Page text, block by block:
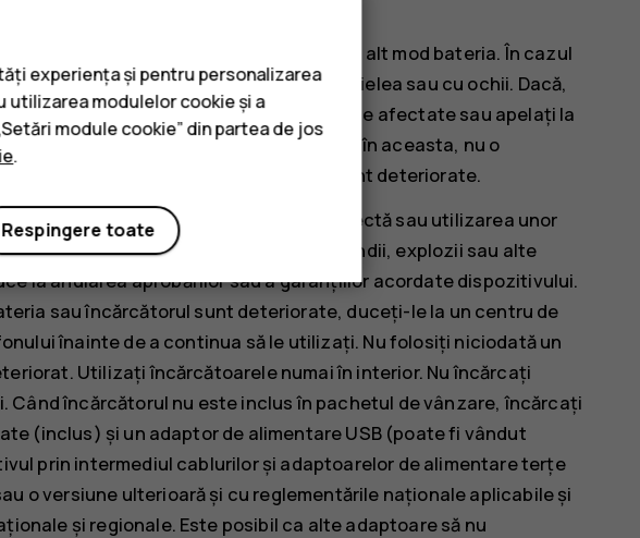
nu îndoiți, nu înțepați și nu deteriorați în alt mod bateria. În cazul
baterie, evitați contactul lichidului cu pielea sau cu ochii. Dacă,
imediat cu apă din abundență zonele afectate sau apelați la
încercați să introduceți corpuri străine în aceasta, nu o
lichide. Bateriile pot exploda dacă sunt deteriorate.
conform destinației. Utilizarea incorectă sau utilizarea unor
poate implica riscuri de incendii, explozii sau alte
la anularea aprobărilor sau a garanțiilor acordate dispozitivului.
sau încărcătorul sunt deteriorate, duceți-le la un centru de
înainte de a continua să le utilizați. Nu folosiți niciodată un
Utilizați încărcătoarele numai în interior. Nu încărcați
Când încărcătorul nu este inclus în pachetul de vânzare, încărcați
(inclus) și un adaptor de alimentare USB (poate fi vândut
prin intermediul cablurilor și adaptoarelor de alimentare terțe
o versiune ulterioară și cu reglementările naționale aplicabile și
și regionale. Este posibil ca alte adaptoare să nu
experiența și pentru personalizarea
utilizarea modulelor cookie și a
module cookie” din partea de jos
.
Respingere toate